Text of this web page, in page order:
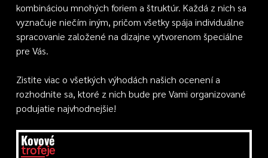
kombináciou mnohých foriem a štruktúr. Každá z nich sa
vyznačuje niečím iným, pričom všetky spája individuálne
spracovanie založené na dizajne vytvorenom špeciálne
pre Vás.
Zistite viac o všetkých výhodách našich ocenení a
rozhodnite sa, ktoré z nich bude pre Vami organizované
podujatie najvhodnejšie!
Kovové
trofeje